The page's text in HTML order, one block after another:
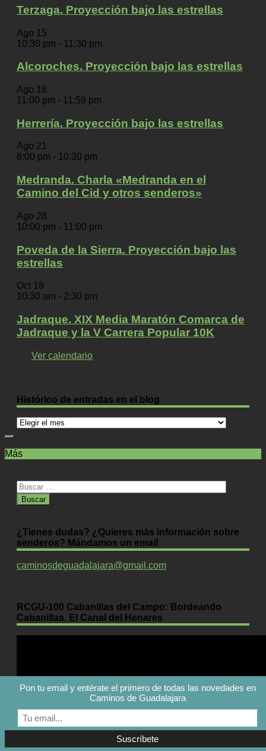
Terzaga. Proyección bajo las estrellas
Ago 15
10:30 pm - 11:30 pm
Alcoroches. Proyección bajo las estrellas
Ago 18
11:00 pm - 11:59 pm
Herrería. Proyección bajo las estrellas
Ago 21
8:00 pm - 10:30 pm
Medranda. Charla «Medranda en el
Camino del Cid y otros senderos»
Ago 28
10:00 pm - 11:00 pm
Poveda de la Sierra. Proyección bajo las
estrellas
Oct 18
10:30 am - 2:30 pm
Jadraque. XIX Media Maratón Comarca de
Jadraque y la V Carrera Popular 10K
Ver calendario
Histórico de entradas en el blog
Histórico
en
Más
Buscar:
¿Tienes dudas? ¿Quieres más información sobre
senderos? Mándamos un email
caminosdeguadalajara@gmail.com
RCGU-100 Cabanillas del Campo: Bordeando
Cabanillas. El Canal del Henares
Pon tu email y entérate el primero de todas las novedades en
Caminos de Guadalajara